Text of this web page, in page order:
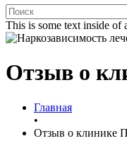
This is some text inside of
Отзыв о
Главная
•
Отзыв о клинике